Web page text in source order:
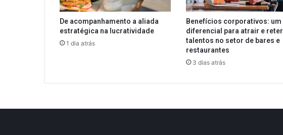
De acompanhamento a aliada
estratégica na lucratividade
1 dia atrás
Benefícios corporativos: um
diferencial para atrair e reter
talentos no setor de bares e
restaurantes
3 dias atrás